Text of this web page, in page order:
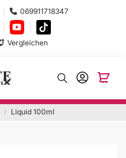
069911718347
Vergleichen
/ Liquid 100ml